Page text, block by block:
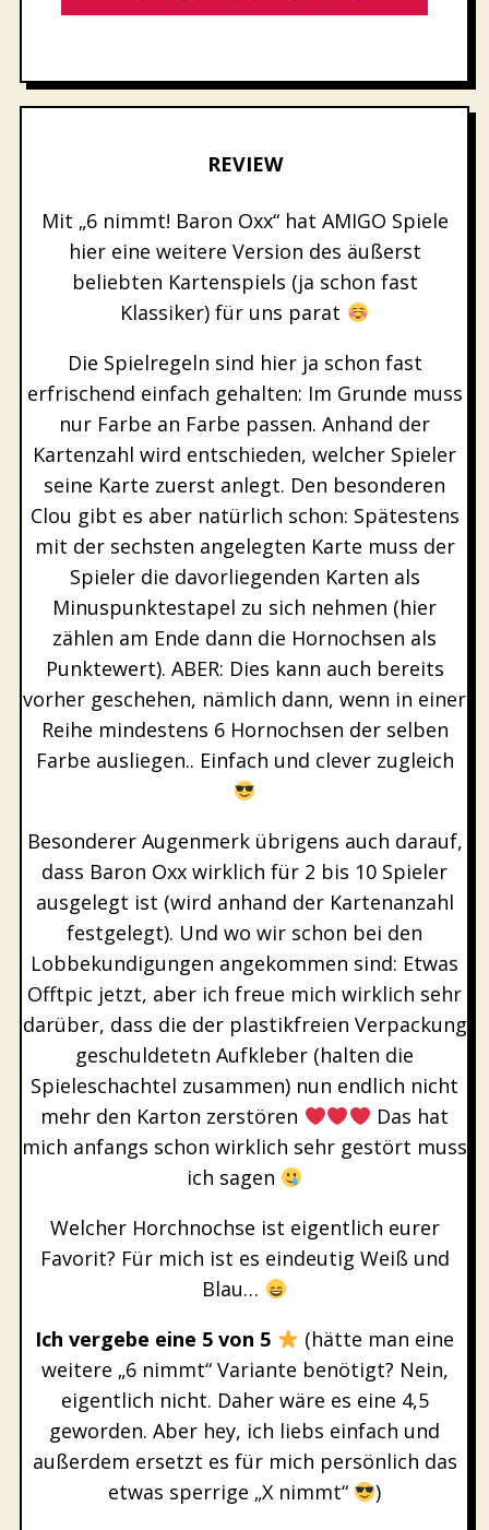
REVIEW
Mit „6 nimmt! Baron Oxx“ hat AMIGO Spiele
hier eine weitere Version des äußerst
beliebten Kartenspiels (ja schon fast
Klassiker) für uns parat
Die Spielregeln sind hier ja schon fast
erfrischend einfach gehalten: Im Grunde muss
nur Farbe an Farbe passen. Anhand der
Kartenzahl wird entschieden, welcher Spieler
seine Karte zuerst anlegt. Den besonderen
Clou gibt es aber natürlich schon: Spätestens
mit der sechsten angelegten Karte muss der
Spieler die davorliegenden Karten als
Minuspunktestapel zu sich nehmen (hier
zählen am Ende dann die Hornochsen als
Punktewert). ABER: Dies kann auch bereits
vorher geschehen, nämlich dann, wenn in einer
Reihe mindestens 6 Hornochsen der selben
Farbe ausliegen.. Einfach und clever zugleich
Besonderer Augenmerk übrigens auch darauf,
dass Baron Oxx wirklich für 2 bis 10 Spieler
ausgelegt ist (wird anhand der Kartenanzahl
festgelegt). Und wo wir schon bei den
Lobbekundigungen angekommen sind: Etwas
Offtpic jetzt, aber ich freue mich wirklich sehr
darüber, dass die der plastikfreien Verpackung
geschuldetetn Aufkleber (halten die
Spieleschachtel zusammen) nun endlich nicht
mehr den Karton zerstören
Das hat
mich anfangs schon wirklich sehr gestört muss
ich sagen
Welcher Horchnochse ist eigentlich eurer
Favorit? Für mich ist es eindeutig Weiß und
Blau…
Ich vergebe eine 5 von 5
(hätte man eine
weitere „6 nimmt“ Variante benötigt? Nein,
eigentlich nicht. Daher wäre es eine 4,5
geworden. Aber hey, ich liebs einfach und
außerdem ersetzt es für mich persönlich das
etwas sperrige „X nimmt“
)